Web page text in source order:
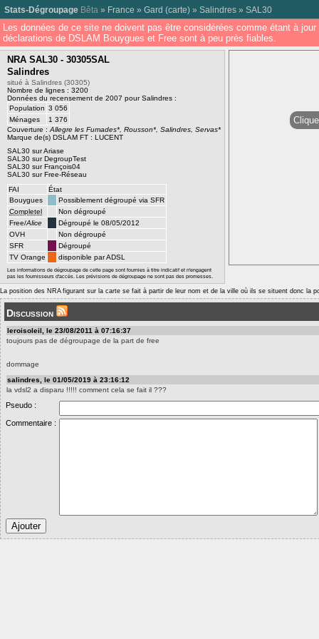
Stats-Dégroupage Bêta » France » Gard (carte) » Salindres » SAL30
Les données de ce site ne doivent pas être considérées comme étant à
déclarations de DSLAM Bouygues et Free sont à peu près fiables.
NRA SAL30 - 30305SAL
Salindres
situé à Salindres (30305)
Nombre de lignes : 3200
Données du recensement de 2007 pour Salindres :
Population 3 056
Ménages
1 376
Couverture : Allegre les Fumades*, Rousson*, Salindres, Servas*
Marque de(s) DSLAM FT : LUCENT
SAL30 sur Ariase
SAL30 sur DegroupTest
SAL30 sur François04
SAL30 sur Free-Réseau
FAI
État
Bouygues
Possiblement dégroupé via SFR
Completel
Non dégroupé
Free/Alice
Dégroupé le 08/05/2012
OVH
Non dégroupé
SFR
Dégroupé
TV Orange
disponible par ADSL
Les informations de dégroupage de cette page sont fournies à titre indicatif et n'engagent
pas les fournisseurs d'accès. Les prévisions de dégroupage ne sont pas des promesses.
La position des NRA figurant sur la carte se fait à partir de leur nom et de la ville où ils se situent donc la
Discussion
leroisoleil, le 23/08/2011 à 07:16:37
toujours pas de dégroupage de la part de free
dommage
salindres, le 01/05/2019 à 23:16:12
la vdsl2 a disparu !!!!! comment cela se fait il ???
Pseudo :
Commentaire :